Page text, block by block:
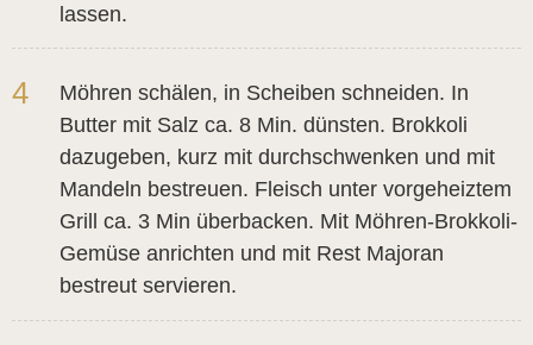
lassen.
4
Möhren schälen, in Scheiben schneiden. In
Butter mit Salz ca. 8 Min. dünsten. Brokkoli
dazugeben, kurz mit durchschwenken und mit
Mandeln bestreuen. Fleisch unter vorgeheiztem
Grill ca. 3 Min überbacken. Mit Möhren-Brokkoli-
Gemüse anrichten und mit Rest Majoran
bestreut servieren.